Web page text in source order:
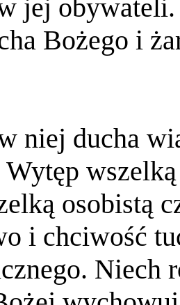
jej
Bożego i
niej ducha
osobistą
i chciwość
Niech